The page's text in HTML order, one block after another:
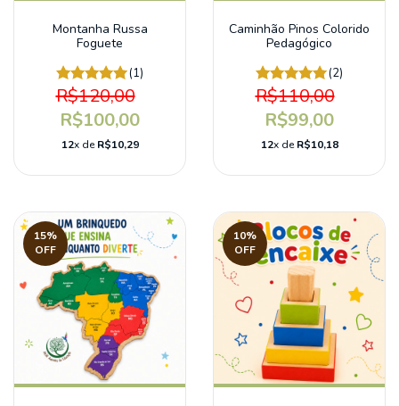
Montanha Russa
Foguete
(1)
R$120,00
R$100,00
12x deR$10,29
Caminhão Pinos Colorido
Pedagógico
(2)
R$110,00
R$99,00
12x deR$10,18
15%
OFF
10%
OFF